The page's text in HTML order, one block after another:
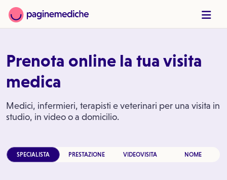
Prenota online la tua visita
medica
Medici, infermieri, terapisti e veterinari per una visita in
studio, in video o a domicilio.
SPECIALISTA PRESTAZIONE VIDEOVISITA NOME